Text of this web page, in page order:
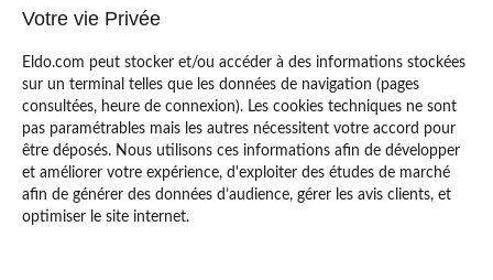
EldoNetwork pour les réseaux, marques et industriels
Mentions légales
Votre vie Privée
Eldo.com peut stocker et/ou accéder à des informations stockées
sur un terminal telles que les données de navigation (pages
consultées, heure de connexion). Les cookies techniques ne sont
pas paramétrables mais les autres nécessitent votre accord pour
être déposés. Nous utilisons ces informations afin de développer
et améliorer votre expérience, d'exploiter des études de marché
afin de générer des données d’audience, gérer les avis clients, et
optimiser le site internet.